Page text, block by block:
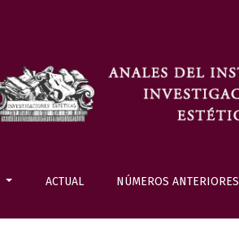
ACTUAL NÚMEROS ANTERIORES